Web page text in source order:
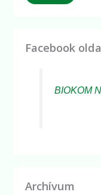
Facebook
BIOKOM
Archívum